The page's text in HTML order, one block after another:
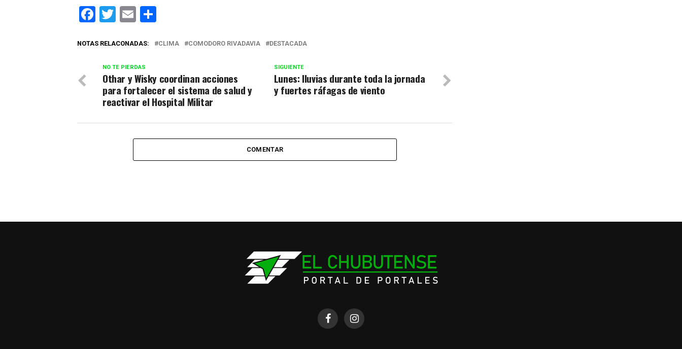
Facebook
Twitter
Email
NOTAS RELACONADAS: CLIMA COMODORO RIVADAVIA DESTACADA
SIGUIENTE
Lunes: lluvias durante toda la jornada
y fuertes ráfagas de viento
NO TE PIERDAS
Othar y Wisky coordinan acciones
para fortalecer el sistema de salud y
reactivar el Hospital Militar
COMENTAR